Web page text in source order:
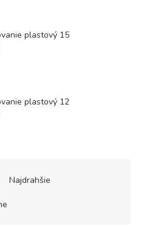
plastový 15
plastový 12
Najdrahšie